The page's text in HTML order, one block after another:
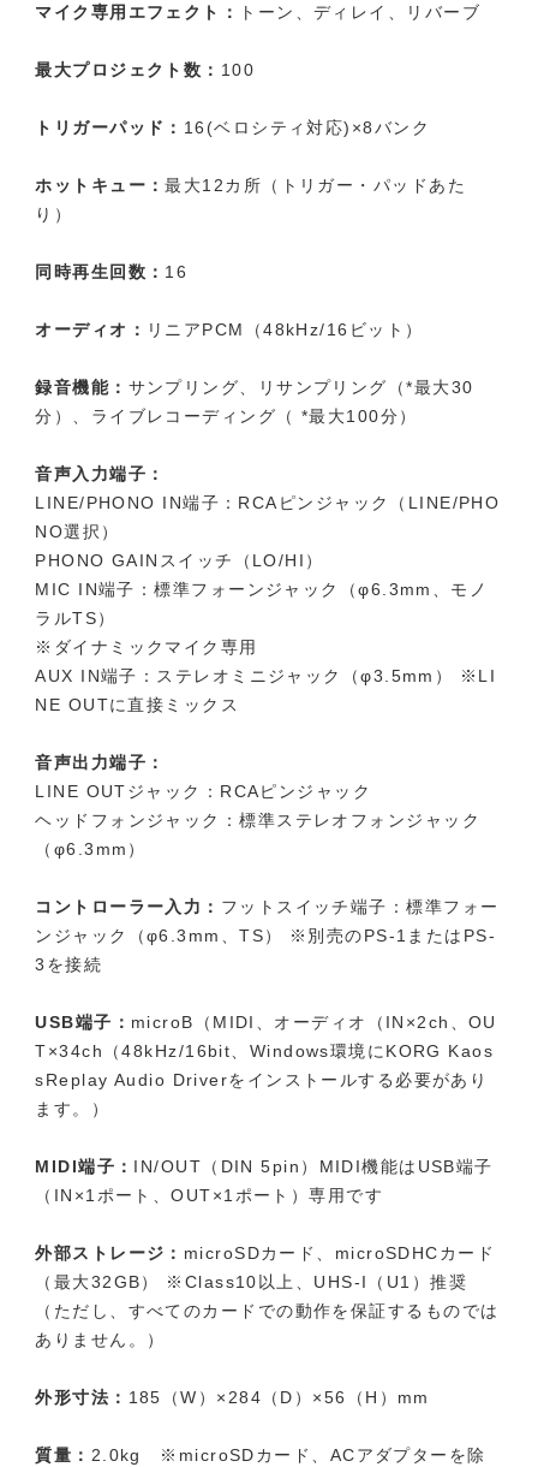
マイク専用エフェクト： トーン、ディレイ、リバーブ
最大プロジェクト数： 100
トリガーパッド： 16(ベロシティ対応)×8バンク
ホットキュー：最大12カ所（トリガー・パッドあた
り）
同時再生回数： 16
オーディオ： リニアPCM（48kHz/16ビット）
録音機能： サンプリング、リサンプリング（*最大30
分）、ライブレコーディング（ *最大100分）
音声入力端子：
LINE/PHONO IN端子：RCAピンジャック（LINE/PHO
NO選択）
PHONO GAINスイッチ（LO/HI）
MIC IN端子：標準フォーンジャック（φ6.3mm、モノ
ラルTS）
※ダイナミックマイク専用
AUX IN端子：ステレオミニジャック（φ3.5mm） ※LI
NE OUTに直接ミックス
音声出力端子：
LINE OUTジャック：RCAピンジャック
ヘッドフォンジャック：標準ステレオフォンジャック
（φ6.3mm）
コントローラー入力： フットスイッチ端子：標準フォー
ンジャック（φ6.3mm、TS） ※別売のPS-1またはPS-
3を接続
USB端子： microB（MIDI、オーディオ（IN×2ch、OU
T×34ch（48kHz/16bit、Windows環境にKORG Kaos
sReplay Audio Driverをインストールする必要があり
ます。）
MIDI端子： IN/OUT（DIN 5pin）MIDI機能はUSB端子
（IN×1ポート、OUT×1ポート）専用です
外部ストレージ： microSDカード、microSDHCカード
（最大32GB） ※Class10以上、UHS-I（U1）推奨
（ただし、すべてのカードでの動作を保証するものでは
ありません。）
外形寸法： 185（W）×284（D）×56（H）mm
質量： 2.0kg ※microSDカード、ACアダプターを除